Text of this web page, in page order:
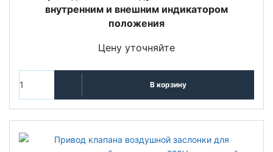
внутренним и внешним индикатором
положения
Цену уточняйте
В корзину